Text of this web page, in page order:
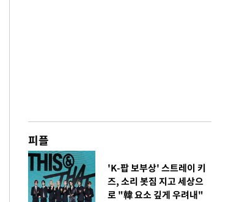
피플
'K-팝 보부상' 스트레이 키
즈, 소리 봇짐 지고 세상으
로 "韓 요소 깊게 우려내"